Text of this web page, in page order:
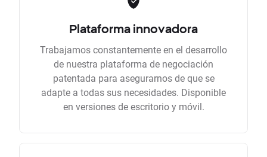
Plataforma innovadora
Trabajamos constantemente en el desarrollo
de nuestra plataforma de negociación
patentada para asegurarnos de que se
adapte a todas sus necesidades. Disponible
en versiones de escritorio y móvil.